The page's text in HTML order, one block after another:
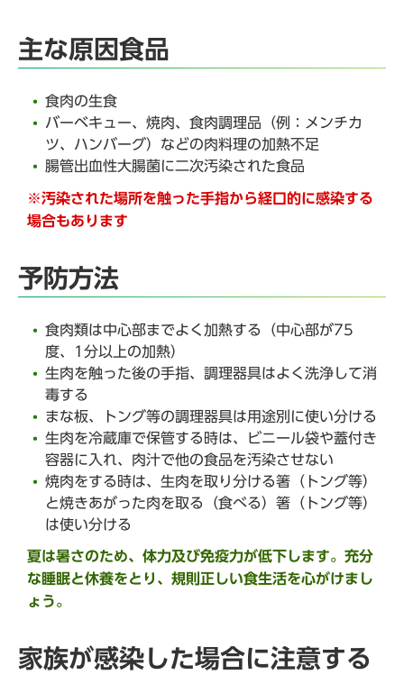
主な原因食品
食肉の生食
バーベキュー、焼肉、食肉調理品（例：メンチカ
ツ、ハンバーグ）などの肉料理の加熱不足
腸管出血性大腸菌に二次汚染された食品
※汚染された場所を触った手指から経口的に感染する
場合もあります
予防方法
食肉類は中心部までよく加熱する（中心部が75
度、1分以上の加熱）
生肉を触った後の手指、調理器具はよく洗浄して消
毒する
まな板、トング等の調理器具は用途別に使い分ける
生肉を冷蔵庫で保管する時は、ビニール袋や蓋付き
容器に入れ、肉汁で他の食品を汚染させない
焼肉をする時は、生肉を取り分ける箸（トング等）
と焼きあがった肉を取る（食べる）箸（トング等）
は使い分ける
夏は暑さのため、体力及び免疫力が低下します。 充分
な睡眠と休養をとり、規則正しい食生活を心がけまし
ょう。
家族が感染した場合に注意する